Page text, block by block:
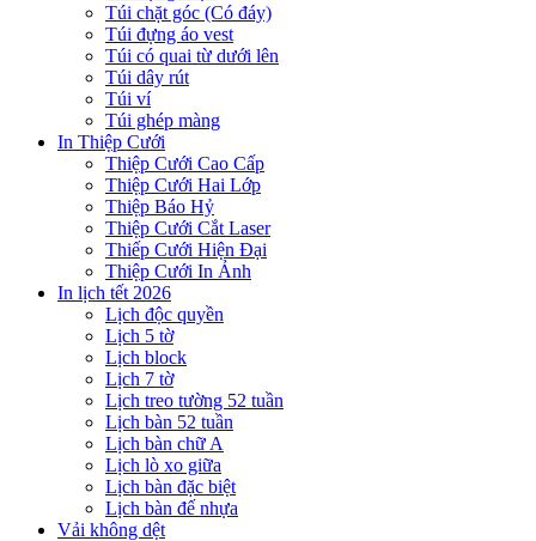
Túi chặt góc (Có đáy)
Túi đựng áo vest
Túi có quai từ dưới lên
Túi dây rút
Túi ví
Túi ghép màng
In Thiệp Cưới
Thiệp Cưới Cao Cấp
Thiệp Cưới Hai Lớp
Thiệp Báo Hỷ
Thiệp Cưới Cắt Laser
Thiếp Cưới Hiện Đại
Thiệp Cưới In Ảnh
In lịch tết 2026
Lịch độc quyền
Lịch 5 tờ
Lịch block
Lịch 7 tờ
Lịch treo tường 52 tuần
Lịch bàn 52 tuần
Lịch bàn chữ A
Lịch lò xo giữa
Lịch bàn đặc biệt
Lịch bàn đế nhựa
Vải không dệt